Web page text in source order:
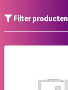
Filter producten